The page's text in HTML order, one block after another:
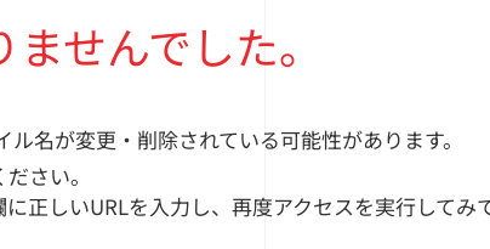
せんでした。
名が変更・削除されている可能性があります。
さい。
正しいURLを入力し、再度アクセスを実行してみ